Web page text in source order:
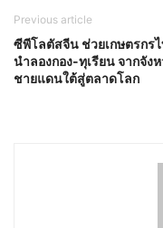
Previous article
ซีพีโลตัสจีน ช่วยเกษตรกร
นำลองกอง-ทุเรียน จากจัง
ชายแดนใต้สู่ตลาดโลก